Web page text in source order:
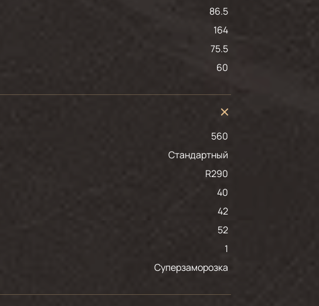
86.5
164
75.5
60
560
Стандартный
R290
40
42
52
1
Суперзаморозка